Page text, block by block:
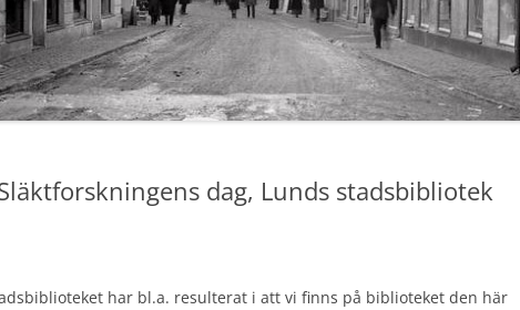
dag, Lunds stadsbibliotek
har bl.a. resulterat i att vi finns på biblioteket den här